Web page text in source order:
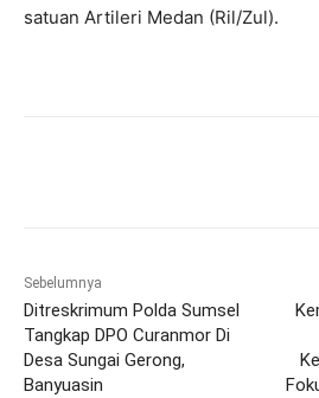
satuan Artileri Medan (Ril/Zul).
Sebelumnya
Ditreskrimum Polda Sumsel
Tangkap DPO Curanmor Di
Desa Sungai Gerong,
Banyuasin